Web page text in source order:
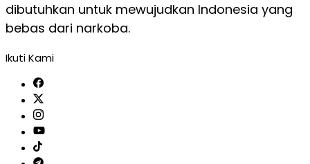
dibutuhkan untuk mewujudkan Indonesia yang
bebas dari narkoba.
Ikuti Kami